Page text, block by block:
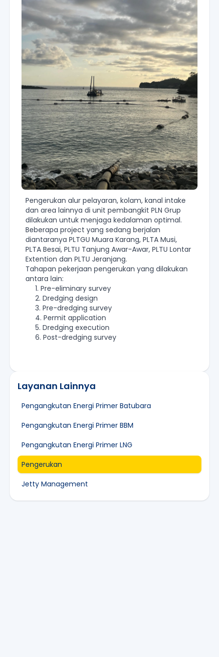
Pengerukan alur pelayaran, kolam, kanal intake
dan area lainnya di unit pembangkit PLN Grup
dilakukan untuk menjaga kedalaman optimal.
Beberapa project yang sedang berjalan
diantaranya PLTGU Muara Karang, PLTA Musi,
PLTA Besai, PLTU Tanjung Awar-Awar, PLTU Lontar
Extention dan PLTU Jeranjang.
Tahapan pekerjaan pengerukan yang dilakukan
antara lain:
1. Pre-eliminary survey
2. Dredging design
3. Pre-dredging survey
4. Permit application
5. Dredging execution
6. Post-dredging survey
Layanan Lainnya
Pengangkutan Energi Primer Batubara
Pengangkutan Energi Primer BBM
Pengangkutan Energi Primer LNG
Pengerukan
Jetty Management